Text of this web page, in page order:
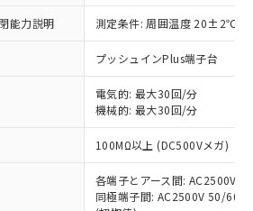
能力説明 測定条件: 周囲温度 20±2℃、
プッシュインPlus端子台
電気的: 最大30回/分
機械的: 最大30回/分
100MΩ以上 (DC500Vメガ)
各端子とアース間: AC2500V
同極端子間: AC2500V 50/
お読みいただき、同意のうえ
。
スは、当社制御機器事業取扱
社在庫状況および標準価格
機器事業取扱商品の中には、
スの対象外となる商品もある
了承ください。
：EU RoHS指令（10物質）の
応の商品で、対応品を出す予
。
：EU RoHS指令（10物質）の
況を調査中または確認中の
イセンス料など無形物で、有
係のない商品です。
含有品と判明した場合などや
表
質材料含有率が中国RoHSの
ることを示します。
質材料含有率が中国RoHSの
ていることを示します。
認です。当社販売部門へお問
これら貴社製品のうち、外国